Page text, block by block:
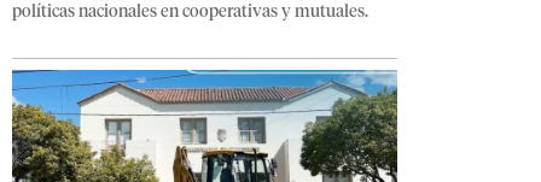
políticas nacionales en cooperativas y mutuales.